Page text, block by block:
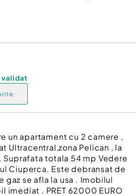
validat
un apartament cu 2 camere ,
Ultracentral,zona Pelican , la
Suprafata totala 54 mp Vedere
Ciuperca. Este debransat de
gaz se afla la usa . Imobilul
imediat . PRET 62000 EURO